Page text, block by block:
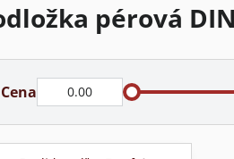
pérová
Cena